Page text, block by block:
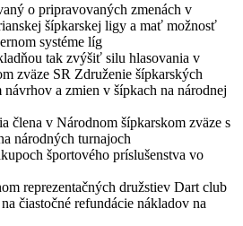
o pripravovaných zmenách v
šípkarskej ligy a mať možnosť
systéme líg
tak zvýšiť silu hlasovania v
zväze SR Združenie šípkarských
a zmien v šípkach na národnej
člena v Národnom šípkarskom zväze s
národných turnajoch
športového príslušenstva vo
reprezentačných družstiev Dart club
čiastočné refundácie nákladov na